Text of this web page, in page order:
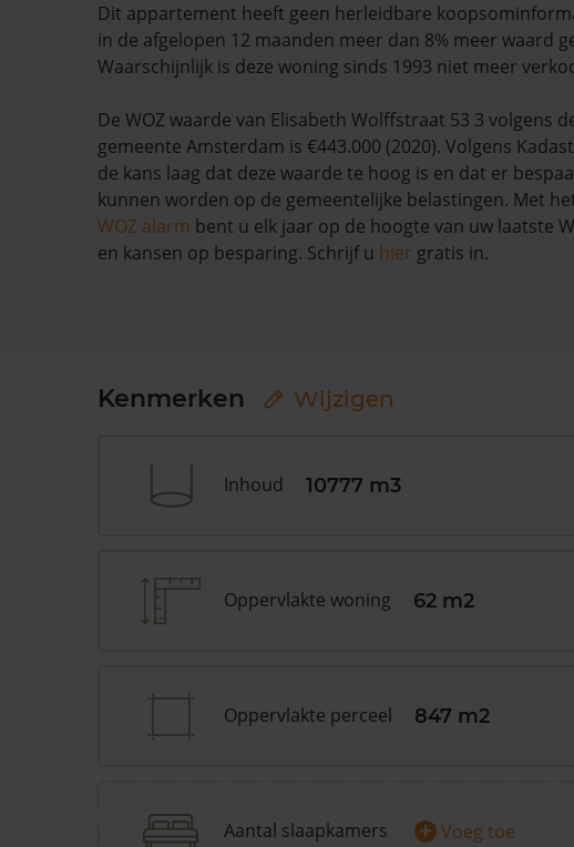
Dit appartement heeft geen herleidbare
in de afgelopen 12 maanden meer dan 8% meer waard
Waarschijnlijk is deze woning sinds 1993 niet meer
De WOZ waarde van Elisabeth Wolffstraat 53 3 volgens
gemeente Amsterdam is €443.000 (2020). Volgens
de kans laag dat deze waarde te hoog is en dat er
kunnen worden op de gemeentelijke belastingen. Met
WOZ alarm bent u elk jaar op de hoogte van uw laatste
en kansen op besparing. Schrijf u hier gratis in.
Kenmerken Wijzigen
Inhoud 10777 m3
Oppervlakte woning 62 m2
Oppervlakte perceel 847 m2
Aantal slaapkamers + Voeg toe